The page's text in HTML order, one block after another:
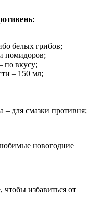
белых грибов;
помидоров;
по вкусу;
– 150 мл;
– для смазки противня;
новогодние
избавиться от